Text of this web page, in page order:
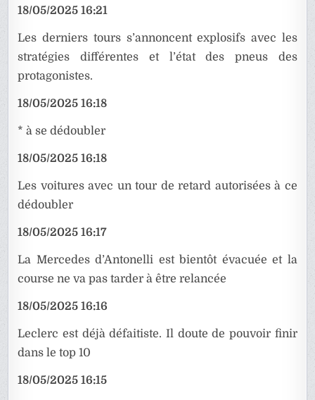
18/05/2025 16:21
Les derniers tours s’annoncent explosifs avec les
stratégies différentes et l’état des pneus des
protagonistes.
18/05/2025 16:18
* à se dédoubler
18/05/2025 16:18
Les voitures avec un tour de retard autorisées à ce
dédoubler
18/05/2025 16:17
La Mercedes d’Antonelli est bientôt évacuée et la
course ne va pas tarder à être relancée
18/05/2025 16:16
Leclerc est déjà défaitiste. Il doute de pouvoir finir
dans le top 10
18/05/2025 16:15